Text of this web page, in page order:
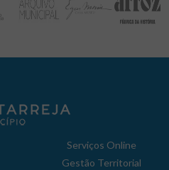
Serviços Online
Gestão Territorial